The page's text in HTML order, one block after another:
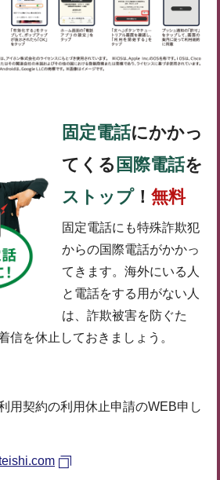
固定電話にかかっ
てくる 国際電話を
ストップ！ 無料
固定電話にも特殊詐欺犯
からの国際電話がかかっ
てきます。海外にいる人
と電話をする用がない人
は、詐欺被害を防ぐた
信を休止しておきましょう。
用契約の利用休止申請のWEB申し